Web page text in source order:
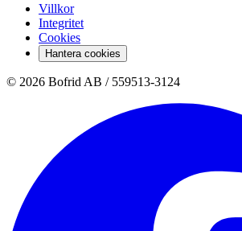
Villkor
Integritet
Cookies
Hantera cookies
© 2026 Bofrid AB / 559513-3124